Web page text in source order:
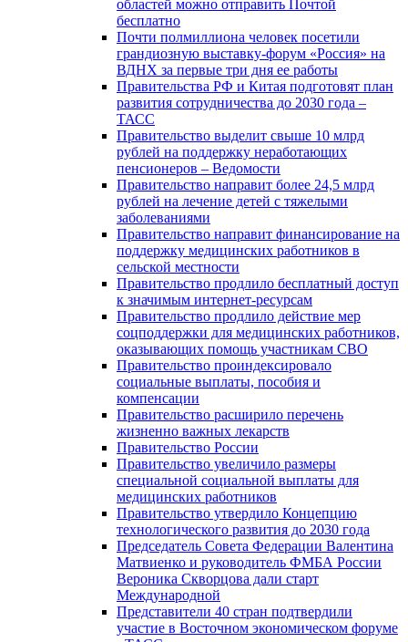
областей можно отправить Почтой
бесплатно
Почти полмиллиона человек посетили
грандиозную выставку-форум «Россия» на
ВДНХ за первые три дня ее работы
Правительства РФ и Китая подготовят план
развития сотрудничества до 2030 года –
ТАСС
Правительство выделит свыше 10 млрд
рублей на поддержку неработающих
пенсионеров – Ведомости
Правительство направит более 24,5 млрд
рублей на лечение детей с тяжелыми
заболеваниями
Правительство направит финансирование на
поддержку медицинских работников в
сельской местности
Правительство продлило бесплатный доступ
к значимым интернет-ресурсам
Правительство продлило действие мер
соцподдержки для медицинских работников,
оказывающих помощь участникам СВО
Правительство проиндексировало
социальные выплаты, пособия и
компенсации
Правительство расширило перечень
жизненно важных лекарств
Правительство России
Правительство увеличило размеры
специальной социальной выплаты для
медицинских работников
Правительство утвердило Концепцию
технологического развития до 2030 года
Председатель Совета Федерации Валентина
Матвиенко и руководитель ФМБА России
Вероника Скворцова дали старт
Международной
Представители 40 стран подтвердили
участие в Восточном экономическом форуме